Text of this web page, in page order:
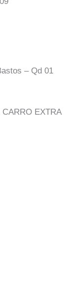
– Qd 01
EXTRA